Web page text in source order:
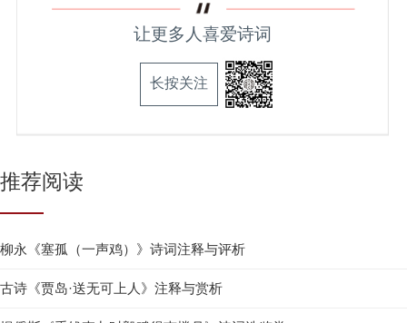
让更多人喜爱诗词
长按关注
推荐阅读
柳永《塞孤（一声鸡）》诗词注释与评析
古诗《贾岛·送无可上人》注释与赏析